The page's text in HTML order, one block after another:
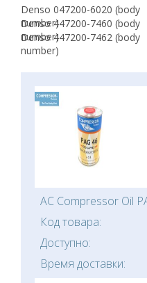
Denso 047200-6020 (body
number)
Denso 447200-7460 (body
number)
Denso 447200-7462 (body
number)
AC Compressor Oil
Код товара:
Доступно:
Время доставки: